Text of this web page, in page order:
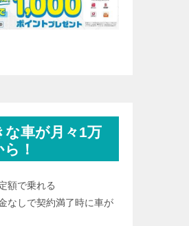
な車が月々1万
！
額で乗れる
なしで契約満了時に車が